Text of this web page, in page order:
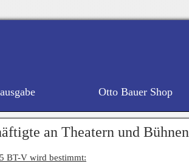
Otto Bauer Shop
an Theatern und Bühnen
BT-V wird bestimmt: